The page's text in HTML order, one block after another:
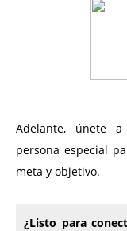
Adelante, únete
persona especial
meta y objetivo.
¿Listo para